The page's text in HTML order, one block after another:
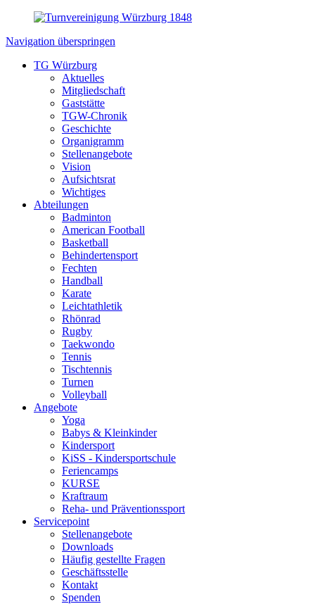
Navigation überspringen
TG Würzburg
Aktuelles
Mitgliedschaft
Gaststätte
TGW-Chronik
Geschichte
Organigramm
Stellenangebote
Vision
Aufsichtsrat
Wichtiges
Abteilungen
Badminton
American Football
Basketball
Behindertensport
Fechten
Handball
Karate
Leichtathletik
Rhönrad
Rugby
Taekwondo
Tennis
Tischtennis
Turnen
Volleyball
Angebote
Yoga
Babys & Kleinkinder
Kindersport
KiSS - Kindersportschule
Feriencamps
KURSE
Kraftraum
Reha- und Präventionssport
Servicepoint
Stellenangebote
Downloads
Häufig gestellte Fragen
Geschäftsstelle
Kontakt
Spenden